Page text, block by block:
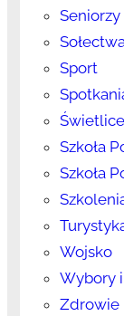
Seniorzy
Sport
Szkoła
Szkoła
Wojsko
Wybory
Zdrowie